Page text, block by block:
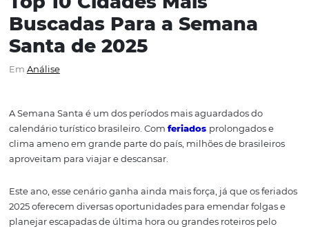
Top 10 Cidades Mais
Buscadas Para a Semana
Santa de 2025
A Semana Santa é um dos períodos mais aguardados do
calendário turístico brasileiro. Comferiados
clima ameno em grande parte do país, milhões de